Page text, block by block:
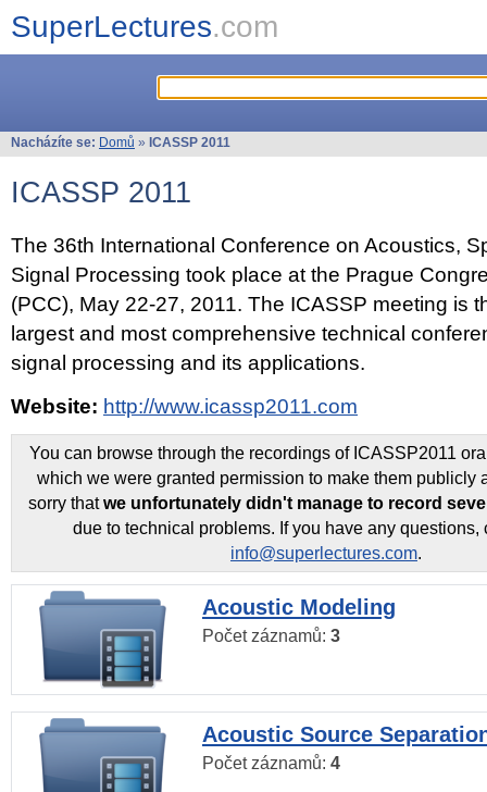
SuperLectures.com
Nacházíte se: Domů » ICASSP 2011
ICASSP 2011
The 36th International Conference on Acoustics,
Signal Processing took place at the Prague
(PCC), May 22-27, 2011. The ICASSP meeting is
largest and most comprehensive technical
signal processing and its applications.
Website: http://www.icassp2011.com
You can browse through the recordings of ICASSP2011
which we were granted permission to make them publicly
sorry thatwe unfortunately didn't manage to record
due to technical problems. If you have any questions,
info@superlectures.com.
Acoustic Modeling
Počet záznamů: 3
Acoustic Source
Počet záznamů: 4